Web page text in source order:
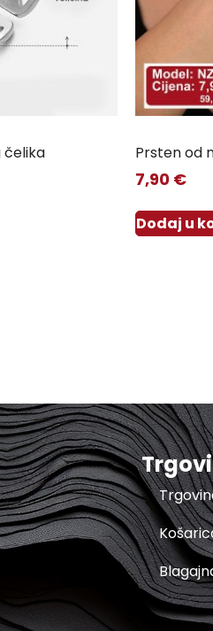
čelika Prsten od
7,90 €
Dodaj u